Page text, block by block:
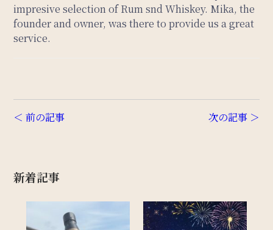
impresive selection of Rum snd Whiskey. Mika, the
founder and owner, was there to provide us a great
service.
＜ 前の記事 次の記事 ＞
新着記事